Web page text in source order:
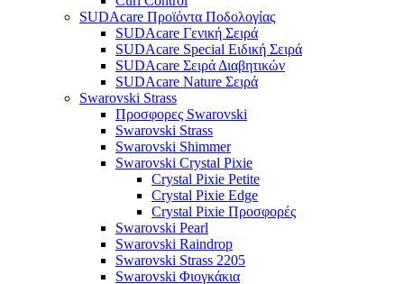
SUDAcare Προϊόντα Ποδολογίας
SUDAcare Γενική Σειρά
SUDAcare Special Ειδική Σειρά
SUDAcare Σειρά Διαβητικών
SUDAcare Nature Σειρά
Swarovski Strass
Προσφορες Swarovski
Swarovski Strass
Swarovski Shimmer
Swarovski Crystal Pixie
Crystal Pixie Petite
Crystal Pixie Edge
Crystal Pixie Προσφορές
Swarovski Pearl
Swarovski Raindrop
Swarovski Strass 2205
Swarovski Φιογκάκια